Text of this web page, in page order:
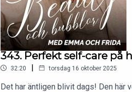
343. Perfekt self-care på
32:20 | torsdag 16 oktober 2025
Det har äntligen blivit dags! Den här